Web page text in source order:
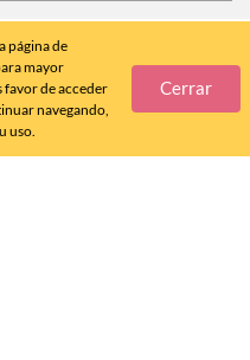
página de
mayor
favor de acceder
navegando,
uso.
Cerrar
EN
788 4600